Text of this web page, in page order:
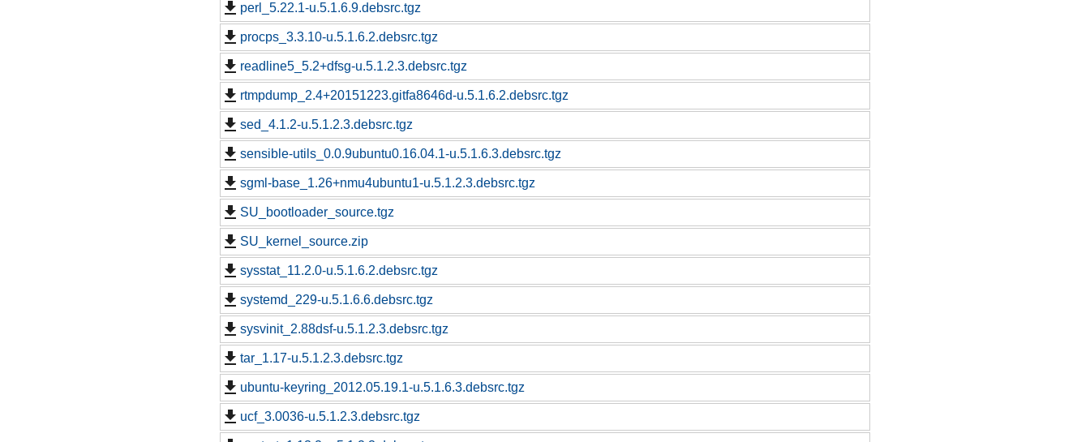
perl_5.22.1-u.5.1.6.9.debsrc.tgz
procps_3.3.10-u.5.1.6.2.debsrc.tgz
readline5_5.2+dfsg-u.5.1.2.3.debsrc.tgz
rtmpdump_2.4+20151223.gitfa8646d-u.5.1.6.2.debsrc.tgz
sed_4.1.2-u.5.1.2.3.debsrc.tgz
sensible-utils_0.0.9ubuntu0.16.04.1-u.5.1.6.3.debsrc.tgz
sgml-base_1.26+nmu4ubuntu1-u.5.1.2.3.debsrc.tgz
SU_bootloader_source.tgz
SU_kernel_source.zip
sysstat_11.2.0-u.5.1.6.2.debsrc.tgz
systemd_229-u.5.1.6.6.debsrc.tgz
sysvinit_2.88dsf-u.5.1.2.3.debsrc.tgz
tar_1.17-u.5.1.2.3.debsrc.tgz
ubuntu-keyring_2012.05.19.1-u.5.1.6.3.debsrc.tgz
ucf_3.0036-u.5.1.2.3.debsrc.tgz